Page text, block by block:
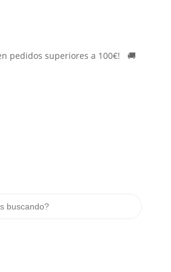
pedidos superiores a 100€! 🚚